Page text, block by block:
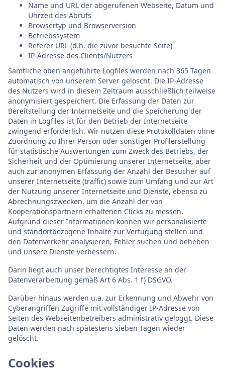
Name und URL der abgerufenen Webseite, Datum und
Uhrzeit des Abrufs
Browsertyp und Browserversion
Betriebssystem
Referer URL (d.h. die zuvor besuchte Seite)
IP-Adresse des Clients/Nutzers
Sämtliche oben angeführte Logfiles werden nach 365 Tagen
automatisch von unserem Server gelöscht. Die IP-Adresse
des Nutzers wird in diesem Zeitraum ausschließlich teilweise
anonymisiert gespeichert. Die Erfassung der Daten zur
Bereitstellung der Internetseite und die Speicherung der
Daten in Logfiles ist für den Betrieb der Internetseite
zwingend erforderlich. Wir nutzen diese Protokolldaten ohne
Zuordnung zu Ihrer Person oder sonstiger Profilerstellung
für statistische Auswertungen zum Zweck des Betriebs, der
Sicherheit und der Optimierung unserer Internetseite, aber
auch zur anonymen Erfassung der Anzahl der Besucher auf
unserer Internetseite (traffic) sowie zum Umfang und zur Art
der Nutzung unserer Internetseite und Dienste, ebenso zu
Abrechnungszwecken, um die Anzahl der von
Kooperationspartnern erhaltenen Clicks zu messen.
Aufgrund dieser Informationen können wir personalisierte
und standortbezogene Inhalte zur Verfügung stellen und
den Datenverkehr analysieren, Fehler suchen und beheben
und unsere Dienste verbessern.
Darin liegt auch unser berechtigtes Interesse an der
Datenverarbeitung gemäß Art 6 Abs. 1 f) DSGVO.
Darüber hinaus werden u.a. zur Erkennung und Abwehr von
Cyberangriffen Zugriffe mit vollständiger IP-Adresse von
Seiten des Webseitenbetreibers administrativ geloggt. Diese
Daten werden nach spätestens sieben Tagen wieder
gelöscht.
Cookies